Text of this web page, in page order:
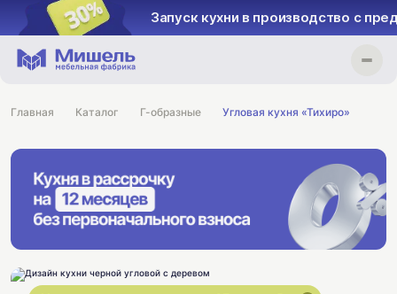
Запуск кухни в производство с
Главная Каталог Г-образные Угловая кухня «Тихиро»